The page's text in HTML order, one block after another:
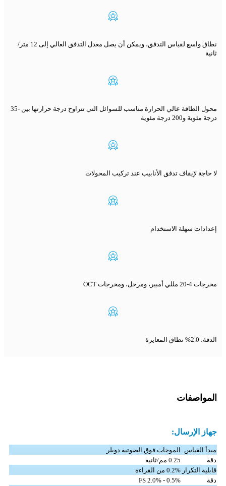
نطاق واسع لقياس التدفق، ويمكن أن يصل معدل التدفق العالي إلى 12 متر/
ثانية
محول الطاقة عالي الحرارة مناسب للسوائل التي تتراوح درجة حرارتها بين -35
درجة مئوية و200 درجة مئوية
لا حاجة لإيقاف تدفق الأنابيب عند تركيب المحولات
إعدادات سهلة الاستخدام
مخرجات 4-20 مللي أمبير، ومرحل، ومخرجات OCT
الدقة: 2.0% نطاق المعايرة
المواصفات
جهاز الإرسال:
مبدأ القياس
الموجات فوق الصوتية دوبلر
دقة
0.25 مم/ثانية
قابلية التكرار 0.2% من القراءة
دقة
0.5% - 2.0% FS